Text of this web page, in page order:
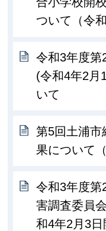
ついて（令
令和3年度第
(令和4年2月
いて
第5回土浦市
果について
令和3年度第
害調査委員
和4年2月3日